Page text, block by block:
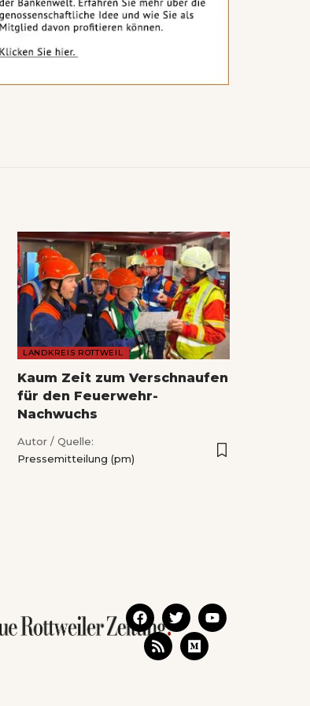
LANDKREIS ROTTWEIL
Kaum Zeit zum Verschnaufen
für den Feuerwehr-
Nachwuchs
Autor / Quelle:
Pressemitteilung (pm)